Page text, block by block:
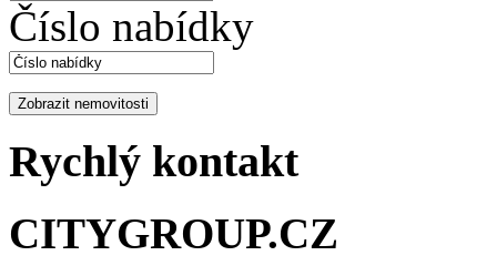
Číslo nabídky
Rychlý kontakt
CITYGROUP.CZ